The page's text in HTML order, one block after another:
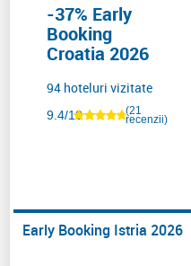
-37% Early
Booking
Croatia 2026
94 hoteluri vizitate
9.4/10 (21
recenzii)
Early Booking Istria 2026